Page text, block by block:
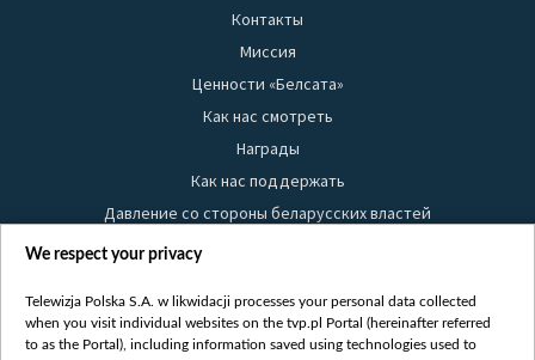
Контакты
Миссия
Ценности «Белсата»
Как нас смотреть
Награды
Как нас поддержать
Давление со стороны беларусских властей
Правила использования материалов
Безопасность
Youtube
We respect your privacy
Telewizja Polska S.A. w likwidacji processes your personal data collected
when you visit individual websites on the tvp.pl Portal (hereinafter referred
to as the Portal), including information saved using technologies used to